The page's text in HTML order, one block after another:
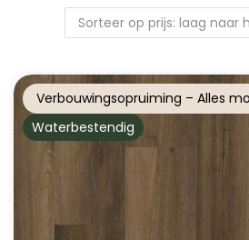
Verbouwingsopruiming – Alles
Waterbestendig